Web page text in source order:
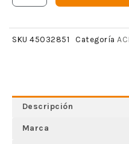
SKU 45032851 Categoría
Descripción
Marca